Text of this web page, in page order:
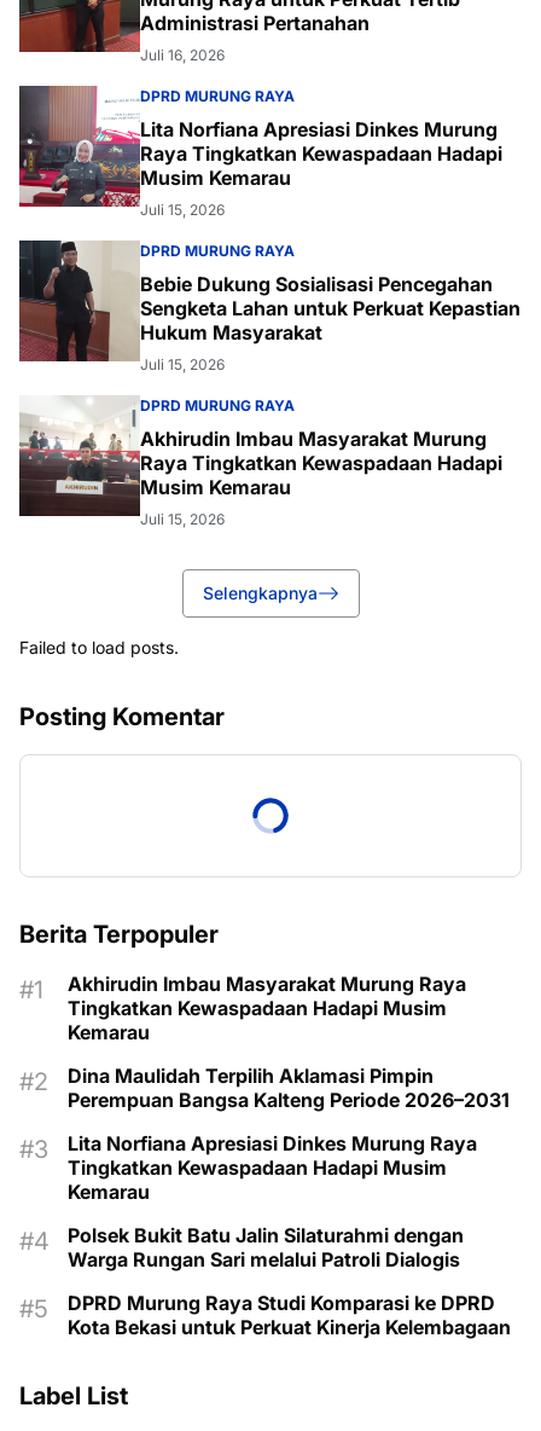
Administrasi Pertanahan
Juli 16, 2026
DPRD MURUNG RAYA
Lita Norfiana Apresiasi Dinkes Murung
Raya Tingkatkan Kewaspadaan Hadapi
Musim Kemarau
Juli 15, 2026
DPRD MURUNG RAYA
Bebie Dukung Sosialisasi Pencegahan
Sengketa Lahan untuk Perkuat Kepastian
Hukum Masyarakat
Juli 15, 2026
DPRD MURUNG RAYA
Akhirudin Imbau Masyarakat Murung
Raya Tingkatkan Kewaspadaan Hadapi
Musim Kemarau
Juli 15, 2026
Selengkapnya
Failed to load posts.
Posting Komentar
Berita Terpopuler
Akhirudin Imbau Masyarakat Murung Raya
Tingkatkan Kewaspadaan Hadapi Musim
Kemarau
Dina Maulidah Terpilih Aklamasi Pimpin
Perempuan Bangsa Kalteng Periode 2026–2031
Lita Norfiana Apresiasi Dinkes Murung Raya
Tingkatkan Kewaspadaan Hadapi Musim
Kemarau
Polsek Bukit Batu Jalin Silaturahmi dengan
Warga Rungan Sari melalui Patroli Dialogis
DPRD Murung Raya Studi Komparasi ke DPRD
Kota Bekasi untuk Perkuat Kinerja Kelembagaan
Label List